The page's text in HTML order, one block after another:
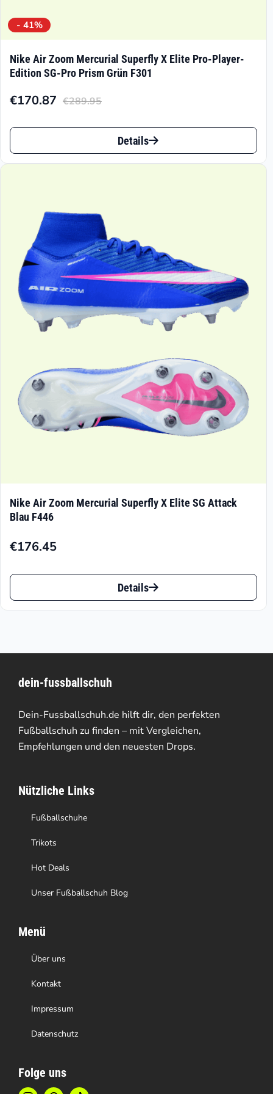
- 41%
Nike Air Zoom Mercurial Superfly X Elite Pro-Player-
Edition SG-Pro Prism Grün F301
€289.95
Ursprünglicher
Preis
€289.95
€170.87
Aktueller
Preis
€170.87.
Dieses
Produkt
Varianten
Die
Optionen
können
Produktseite
gewählt
werden
Details
Nike Air Zoom Mercurial Superfly X Elite SG Attack
Blau F446
€176.45
Dieses
Produkt
auf.
Die
Optionen
können
der
Produktseite
gewählt
werden
Details
dein-fussballschuh
Dein-Fussballschuh.de hilft dir, den perfekten
Fußballschuh zu finden – mit Vergleichen,
Empfehlungen und den neuesten Drops.
Nützliche Links
Fußballschuhe
Trikots
Hot Deals
Unser Fußballschuh Blog
Menü
Über uns
Kontakt
Impressum
Datenschutz
Folge uns